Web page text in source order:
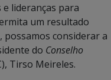
lideranças para
um resultado
possamos considerar a
do Conselho
Tirso Meireles.